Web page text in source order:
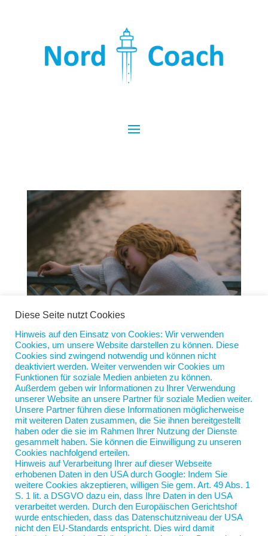
Selbst ist der Pessimist
vonJan Scherping|30. Apr. 2024|Diese Woche
„Eine gewisse ,Social Media Fatigue´ greift um sich.
Es wird immer schwerer zu sortieren, was wichtig ist,
was wir aufnehmen wollen, was richtig oder falsch
ist. Wir sind mit der Dauerbefeuerung von
Informationen unter permanentem Stress, dem wir
uns kaum entziehen...
Diese Seite nutzt Cookies
Hinweis auf den Einsatz von Cookies: Wir verwenden
Cookies, um unsere Website darstellen zu können. Diese
Cookies sind zwingend notwendig und können nicht
deaktiviert werden. Weiter verwenden wir Cookies um
Funktionen für soziale Medien anbieten zu können.
Außerdem geben wir Informationen zu Ihrer Verwendung
unserer Website an unsere Partner für soziale Medien weiter.
Unsere Partner führen diese Informationen möglicherweise
mit weiteren Daten zusammen, die Sie ihnen bereitgestellt
haben oder die sie im Rahmen Ihrer Nutzung der Dienste
gesammelt haben. Sie können die Einwilligung zu unseren
Cookies nachfolgend erteilen.
Hinweis auf Verarbeitung Ihrer auf dieser Webseite
erhobenen Daten in den USA durch Google: Indem Sie
weitere Cookies akzeptieren, willigen Sie gem. Art. 49 Abs. 1
S. 1 lit. a DSGVO dazu ein, dass Ihre Daten in den USA
verarbeitet werden. Durch den Europäischen Gerichtshof
wurde entschieden, dass das Datenschutzniveau der USA
nicht den EU-Standards entspricht. Dies wird damit